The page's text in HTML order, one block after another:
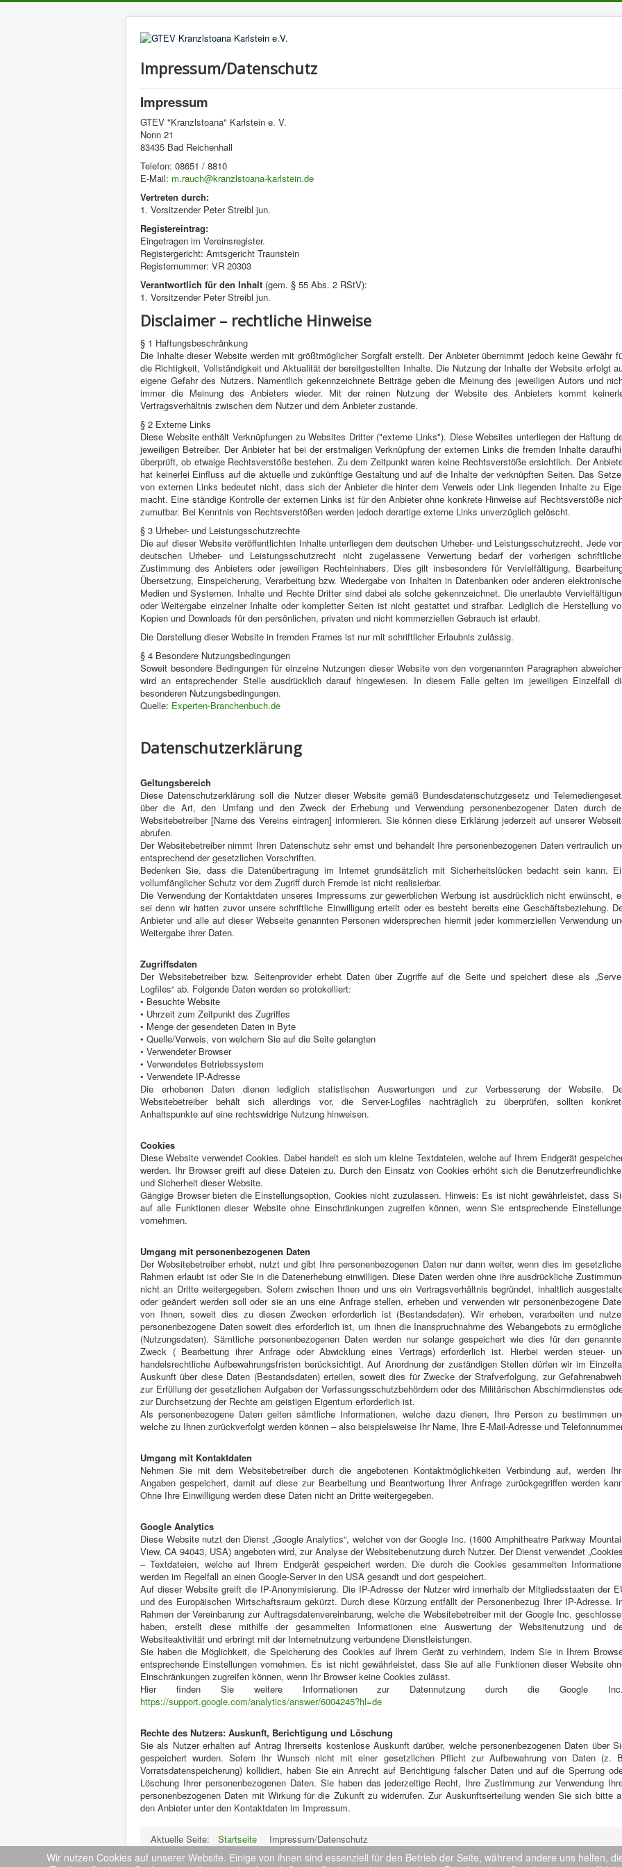
Impressum/Datenschutz
Impressum
GTEV "Kranzlstoana" Karlstein e. V.
Nonn 21
83435 Bad Reichenhall
Telefon: 08651 / 8810
E-Mail: m.rauch@kranzlstoana-karlstein.de
Vertreten durch:
1. Vorsitzender Peter Streibl jun.
Registereintrag:
Eingetragen im Vereinsregister.
Registergericht: Amtsgericht Traunstein
Registernummer: VR 20303
Verantwortlich für den Inhalt (gem. § 55 Abs. 2 RStV):
1. Vorsitzender Peter Streibl jun.
Disclaimer – rechtliche Hinweise
§ 1 Haftungsbeschränkung
Die Inhalte dieser Website werden mit größtmöglicher Sorgfalt erstellt. Der Anbieter übernimmt jedoch keine Gewähr
die Richtigkeit, Vollständigkeit und Aktualität der bereitgestellten Inhalte. Die Nutzung der Inhalte der Website erfolgt
eigene Gefahr des Nutzers. Namentlich gekennzeichnete Beiträge geben die Meinung des jeweiligen Autors und
immer die Meinung des Anbieters wieder. Mit der reinen Nutzung der Website des Anbieters kommt
Vertragsverhältnis zwischen dem Nutzer und dem Anbieter zustande.
§ 2 Externe Links
Diese Website enthält Verknüpfungen zu Websites Dritter ("externe Links"). Diese Websites unterliegen der Haftung
jeweiligen Betreiber. Der Anbieter hat bei der erstmaligen Verknüpfung der externen Links die fremden Inhalte
überprüft, ob etwaige Rechtsverstöße bestehen. Zu dem Zeitpunkt waren keine Rechtsverstöße ersichtlich. Der
hat keinerlei Einfluss auf die aktuelle und zukünftige Gestaltung und auf die Inhalte der verknüpften Seiten. Das
von externen Links bedeutet nicht, dass sich der Anbieter die hinter dem Verweis oder Link liegenden Inhalte zu
macht. Eine ständige Kontrolle der externen Links ist für den Anbieter ohne konkrete Hinweise auf Rechtsverstöße
zumutbar. Bei Kenntnis von Rechtsverstößen werden jedoch derartige externe Links unverzüglich gelöscht.
§ 3 Urheber- und Leistungsschutzrechte
Die auf dieser Website veröffentlichten Inhalte unterliegen dem deutschen Urheber- und Leistungsschutzrecht. Jede
deutschen Urheber- und Leistungsschutzrecht nicht zugelassene Verwertung bedarf der vorherigen
Zustimmung des Anbieters oder jeweiligen Rechteinhabers. Dies gilt insbesondere für Vervielfältigung,
Übersetzung, Einspeicherung, Verarbeitung bzw. Wiedergabe von Inhalten in Datenbanken oder anderen
Medien und Systemen. Inhalte und Rechte Dritter sind dabei als solche gekennzeichnet. Die unerlaubte
oder Weitergabe einzelner Inhalte oder kompletter Seiten ist nicht gestattet und strafbar. Lediglich die Herstellung
Kopien und Downloads für den persönlichen, privaten und nicht kommerziellen Gebrauch ist erlaubt.
Die Darstellung dieser Website in fremden Frames ist nur mit schriftlicher Erlaubnis zulässig.
§ 4 Besondere Nutzungsbedingungen
Soweit besondere Bedingungen für einzelne Nutzungen dieser Website von den vorgenannten Paragraphen
wird an entsprechender Stelle ausdrücklich darauf hingewiesen. In diesem Falle gelten im jeweiligen Einzelfall
besonderen Nutzungsbedingungen.
Quelle: Experten-Branchenbuch.de
Datenschutzerklärung
Geltungsbereich
Diese Datenschutzerklärung soll die Nutzer dieser Website gemäß Bundesdatenschutzgesetz und
über die Art, den Umfang und den Zweck der Erhebung und Verwendung personenbezogener Daten durch
Websitebetreiber [Name des Vereins eintragen] informieren. Sie können diese Erklärung jederzeit auf unserer
abrufen.
Der Websitebetreiber nimmt Ihren Datenschutz sehr ernst und behandelt Ihre personenbezogenen Daten vertraulich
entsprechend der gesetzlichen Vorschriften.
Bedenken Sie, dass die Datenübertragung im Internet grundsätzlich mit Sicherheitslücken bedacht sein kann.
vollumfänglicher Schutz vor dem Zugriff durch Fremde ist nicht realisierbar.
Die Verwendung der Kontaktdaten unseres Impressums zur gewerblichen Werbung ist ausdrücklich nicht erwünscht,
sei denn wir hatten zuvor unsere schriftliche Einwilligung erteilt oder es besteht bereits eine Geschäftsbeziehung.
Anbieter und alle auf dieser Webseite genannten Personen widersprechen hiermit jeder kommerziellen Verwendung
Weitergabe ihrer Daten.
Zugriffsdaten
Der Websitebetreiber bzw. Seitenprovider erhebt Daten über Zugriffe auf die Seite und speichert diese als
Logfiles“ ab. Folgende Daten werden so protokolliert:
• Besuchte Website
• Uhrzeit zum Zeitpunkt des Zugriffes
• Menge der gesendeten Daten in Byte
• Quelle/Verweis, von welchem Sie auf die Seite gelangten
• Verwendeter Browser
• Verwendetes Betriebssystem
• Verwendete IP-Adresse
Die erhobenen Daten dienen lediglich statistischen Auswertungen und zur Verbesserung der Website.
Websitebetreiber behält sich allerdings vor, die Server-Logfiles nachträglich zu überprüfen, sollten
Anhaltspunkte auf eine rechtswidrige Nutzung hinweisen.
Cookies
Diese Website verwendet Cookies. Dabei handelt es sich um kleine Textdateien, welche auf Ihrem Endgerät
werden. Ihr Browser greift auf diese Dateien zu. Durch den Einsatz von Cookies erhöht sich die
und Sicherheit dieser Website.
Gängige Browser bieten die Einstellungsoption, Cookies nicht zuzulassen. Hinweis: Es ist nicht gewährleistet, dass
auf alle Funktionen dieser Website ohne Einschränkungen zugreifen können, wenn Sie entsprechende
vornehmen.
Umgang mit personenbezogenen Daten
Der Websitebetreiber erhebt, nutzt und gibt Ihre personenbezogenen Daten nur dann weiter, wenn dies im
Rahmen erlaubt ist oder Sie in die Datenerhebung einwilligen. Diese Daten werden ohne ihre ausdrückliche
nicht an Dritte weitergegeben. Sofern zwischen Ihnen und uns ein Vertragsverhältnis begründet, inhaltlich
oder geändert werden soll oder sie an uns eine Anfrage stellen, erheben und verwenden wir personenbezogene
von Ihnen, soweit dies zu diesen Zwecken erforderlich ist (Bestandsdaten). Wir erheben, verarbeiten und
personenbezogene Daten soweit dies erforderlich ist, um ihnen die Inanspruchnahme des Webangebots zu
(Nutzungsdaten). Sämtliche personenbezogenen Daten werden nur solange gespeichert wie dies für den
Zweck ( Bearbeitung ihrer Anfrage oder Abwicklung eines Vertrags) erforderlich ist. Hierbei werden steuer-
handelsrechtliche Aufbewahrungsfristen berücksichtigt. Auf Anordnung der zuständigen Stellen dürfen wir im
Auskunft über diese Daten (Bestandsdaten) erteilen, soweit dies für Zwecke der Strafverfolgung, zur
zur Erfüllung der gesetzlichen Aufgaben der Verfassungsschutzbehördern oder des Militärischen Abschirmdienstes
zur Durchsetzung der Rechte am geistigen Eigentum erforderlich ist.
Als personenbezogene Daten gelten sämtliche Informationen, welche dazu dienen, Ihre Person zu bestimmen
welche zu Ihnen zurückverfolgt werden können – also beispielsweise Ihr Name, Ihre E-Mail-Adresse und
Umgang mit Kontaktdaten
Nehmen Sie mit dem Websitebetreiber durch die angebotenen Kontaktmöglichkeiten Verbindung auf, werden
Angaben gespeichert, damit auf diese zur Bearbeitung und Beantwortung Ihrer Anfrage zurückgegriffen werden
Ohne Ihre Einwilligung werden diese Daten nicht an Dritte weitergegeben.
Google Analytics
Diese Website nutzt den Dienst „Google Analytics“, welcher von der Google Inc. (1600 Amphitheatre Parkway
View, CA 94043, USA) angeboten wird, zur Analyse der Websitebenutzung durch Nutzer. Der Dienst verwendet
– Textdateien, welche auf Ihrem Endgerät gespeichert werden. Die durch die Cookies gesammelten
werden im Regelfall an einen Google-Server in den USA gesandt und dort gespeichert.
Auf dieser Website greift die IP-Anonymisierung. Die IP-Adresse der Nutzer wird innerhalb der Mitgliedsstaaten der
und des Europäischen Wirtschaftsraum gekürzt. Durch diese Kürzung entfällt der Personenbezug Ihrer IP-Adresse.
Rahmen der Vereinbarung zur Auftragsdatenvereinbarung, welche die Websitebetreiber mit der Google Inc.
haben, erstellt diese mithilfe der gesammelten Informationen eine Auswertung der Websitenutzung und
Websiteaktivität und erbringt mit der Internetnutzung verbundene Dienstleistungen.
Sie haben die Möglichkeit, die Speicherung des Cookies auf Ihrem Gerät zu verhindern, indem Sie in Ihrem
entsprechende Einstellungen vornehmen. Es ist nicht gewährleistet, dass Sie auf alle Funktionen dieser Website
Einschränkungen zugreifen können, wenn Ihr Browser keine Cookies zulässt.
Hier finden Sie weitere Informationen zur Datennutzung durch die Google
https://support.google.com/analytics/answer/6004245?hl=de
Rechte des Nutzers: Auskunft, Berichtigung und Löschung
Sie als Nutzer erhalten auf Antrag Ihrerseits kostenlose Auskunft darüber, welche personenbezogenen Daten über
gespeichert wurden. Sofern Ihr Wunsch nicht mit einer gesetzlichen Pflicht zur Aufbewahrung von Daten (z.
Vorratsdatenspeicherung) kollidiert, haben Sie ein Anrecht auf Berichtigung falscher Daten und auf die Sperrung
Löschung Ihrer personenbezogenen Daten. Sie haben das jederzeitige Recht, Ihre Zustimmung zur Verwendung
personenbezogenen Daten mit Wirkung für die Zukunft zu widerrufen. Zur Auskunftserteilung wenden Sie sich bitte
den Anbieter unter den Kontaktdaten im Impressum.
Aktuelle Seite: Startseite Impressum/Datenschutz
Wir nutzen Cookies auf unserer Website. Einige von ihnen sind essenziell für den Betrieb der Seite, während andere uns helfen,